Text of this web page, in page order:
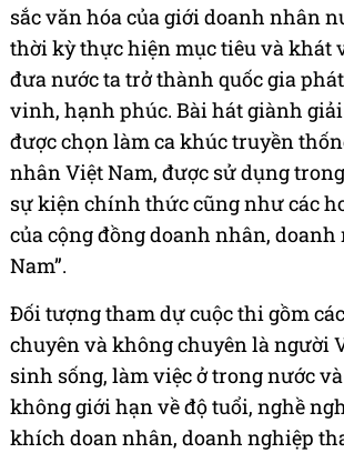
sắc văn hóa của giới doanh nhân
thời kỳ thực hiện mục tiêu và khát
đưa nước ta trở thành quốc gia
vinh, hạnh phúc. Bài hát giành
được chọn làm ca khúc truyền
nhân Việt Nam, được sử dụng
sự kiện chính thức cũng như các
của cộng đồng doanh nhân,
Nam”.
Đối tượng tham dự cuộc thi gồm
chuyên và không chuyên là người
sinh sống, làm việc ở trong nước
không giới hạn về độ tuổi, nghề
khích doan nhân, doanh nghiệp